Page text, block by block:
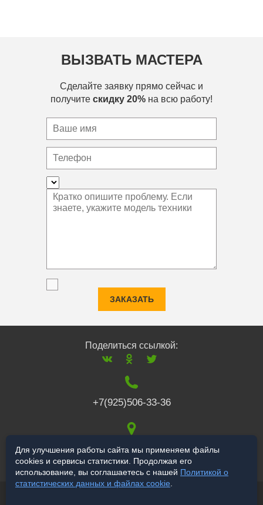
ВЫЗВАТЬ МАСТЕРА
Сделайте заявку прямо сейчас и
получите скидку 20% на всю работу!
ЗАКАЗАТЬ
Поделиться ссылкой:
+7(925)506-33-36
117519,г. Москва,
Варшавское ш., 132
Для улучшения работы сайта мы применяем файлы
cookies и сервисы статистики. Продолжая его
использование, вы соглашаетесь с нашей Политикой о
статистических данных и файлах cookie